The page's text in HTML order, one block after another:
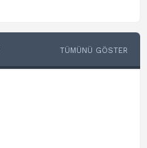
TÜMÜNÜ GÖSTER